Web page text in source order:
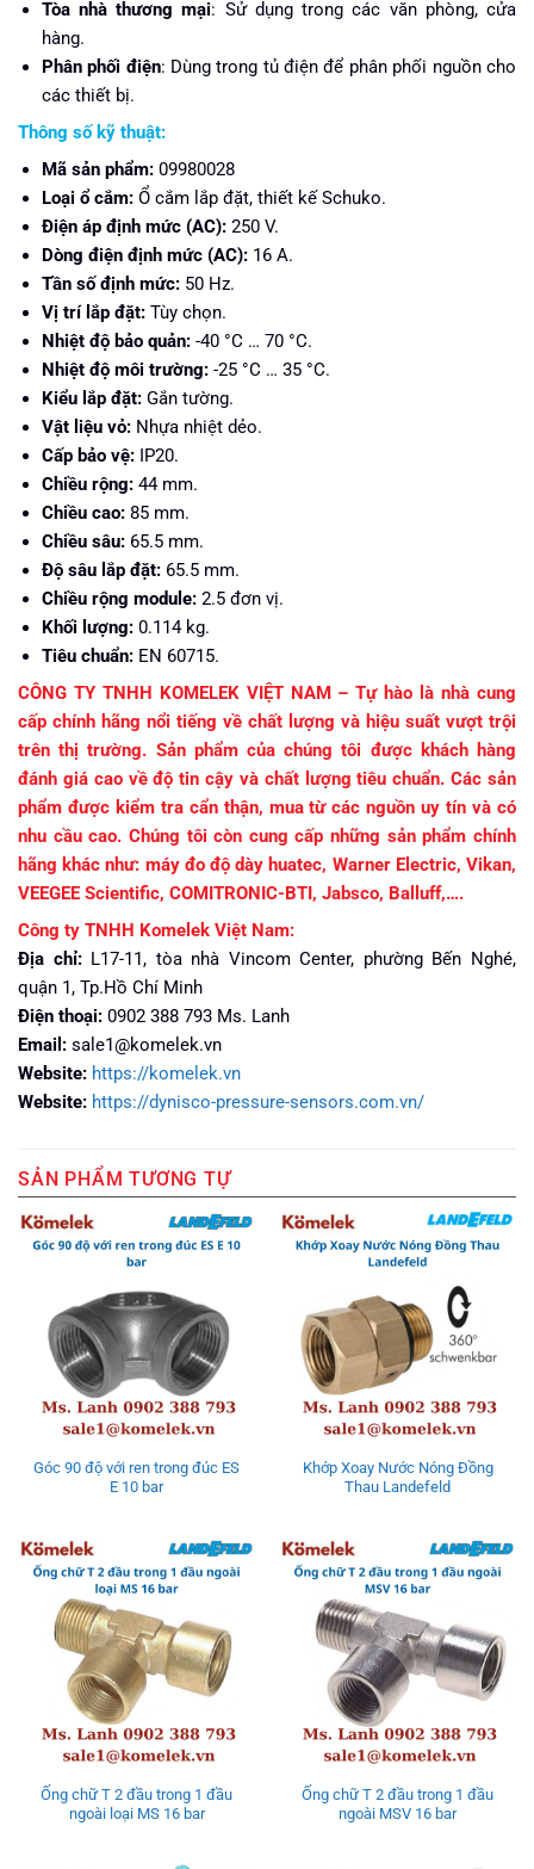
Tòa nhà thương mại: Sử dụng trong các văn phòng, cửa
hàng.
Phân phối điện: Dùng trong tủ điện để phân phối nguồn cho
các thiết bị.
Thông số kỹ thuật:
Mã sản phẩm:09980028
Loại ổ cắm:Ổ cắm lắp đặt, thiết kế Schuko.
Điện áp định mức (AC):250 V.
Dòng điện định mức (AC):16 A.
Tần số định mức:50 Hz.
Vị trí lắp đặt:Tùy chọn.
Nhiệt độ bảo quản:-40 °C … 70 °C.
Nhiệt độ môi trường:-25 °C … 35 °C.
Kiểu lắp đặt:Gắn tường.
Vật liệu vỏ:Nhựa nhiệt dẻo.
Cấp bảo vệ:IP20.
Chiều rộng:44 mm.
Chiều cao:85 mm.
Chiều sâu:65.5 mm.
Độ sâu lắp đặt:65.5 mm.
Chiều rộng module:2.5 đơn vị.
Khối lượng:0.114 kg.
Tiêu chuẩn:EN 60715.
CÔNG TY TNHH KOMELEK VIỆT NAM – Tự hào là nhà cung
cấp chính hãng nổi tiếng về chất lượng và hiệu suất vượt trội
trên thị trường. Sản phẩm của chúng tôi được khách hàng
đánh giá cao về độ tin cậy và chất lượng tiêu chuẩn. Các sản
phẩm được kiểm tra cẩn thận, mua từ các nguồn uy tín và có
nhu cầu cao. Chúng tôi còn cung cấp những sản phẩm chính
hãng khác như: máy đo độ dày huatec, Warner Electric, Vikan,
VEEGEE Scientific, COMITRONIC-BTI, Jabsco, Balluff,….
Công ty TNHH Komelek Việt Nam:
Địa chỉ:L17-11, tòa nhà Vincom Center, phường Bến Nghé,
quận 1, Tp.Hồ Chí Minh
Điện thoại: 0902 388 793 Ms. Lanh
Email: sale1@komelek.vn
Website: https://komelek.vn
Website: https://dynisco-pressure-sensors.com.vn/
SẢN PHẨM TƯƠNG TỰ
Góc 90 độ với ren trong đúc ES
E 10 bar
Khớp Xoay Nước Nóng Đồng
Thau Landefeld
Ống chữ T 2 đầu trong 1 đầu
ngoài loại MS 16 bar
Ống chữ T 2 đầu trong 1 đầu
ngoài MSV 16 bar